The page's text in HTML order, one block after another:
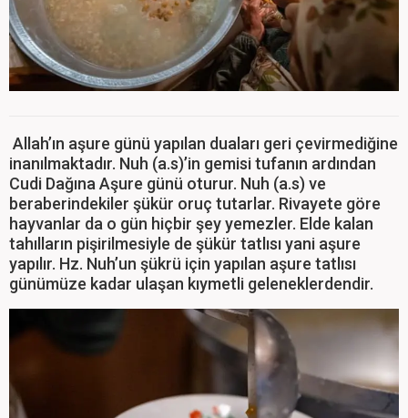
Allah’ın aşure günü yapılan duaları geri çevirmediğine
inanılmaktadır. Nuh (a.s)’in gemisi tufanın ardından
Cudi Dağına Aşure günü oturur. Nuh (a.s) ve
beraberindekiler şükür oruç tutarlar. Rivayete göre
hayvanlar da o gün hiçbir şey yemezler. Elde kalan
tahılların pişirilmesiyle de şükür tatlısı yani aşure
yapılır. Hz. Nuh’un şükrü için yapılan aşure tatlısı
günümüze kadar ulaşan kıymetli geleneklerdendir.